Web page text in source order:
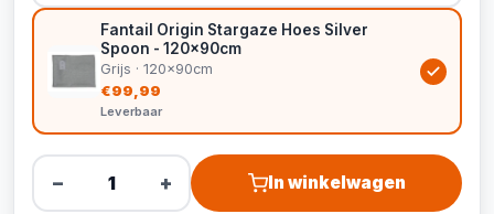
Fantail Origin Stargaze Hoes Silver
Spoon - 120x90cm
Grijs · 120x90cm
€99,99
Leverbaar
− + In winkelwagen